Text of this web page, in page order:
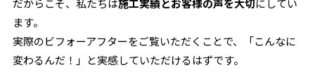
だからこそ、私たちは施工実績とお客様の声を大切にしてい
ます。
実際のビフォーアフターをご覧いただくことで、「こんなに
変わるんだ！」と実感していただけるはずです。